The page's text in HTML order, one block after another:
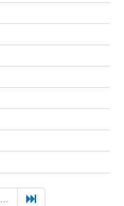
...